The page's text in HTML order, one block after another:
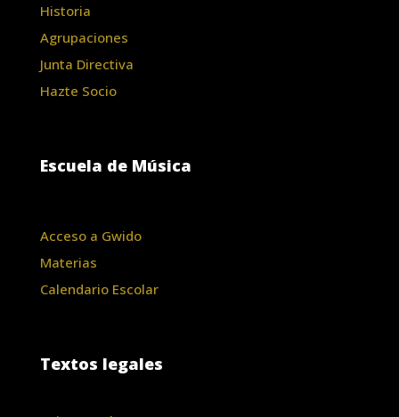
Historia
Agrupaciones
Junta Directiva
Hazte Socio
Escuela de Música
Acceso a Gwido
Materias
Calendario Escolar
Textos legales